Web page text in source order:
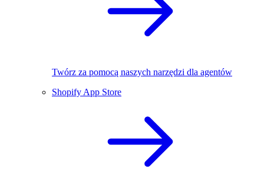
Twórz za pomocą naszych narzędzi dla agentów
Shopify App Store